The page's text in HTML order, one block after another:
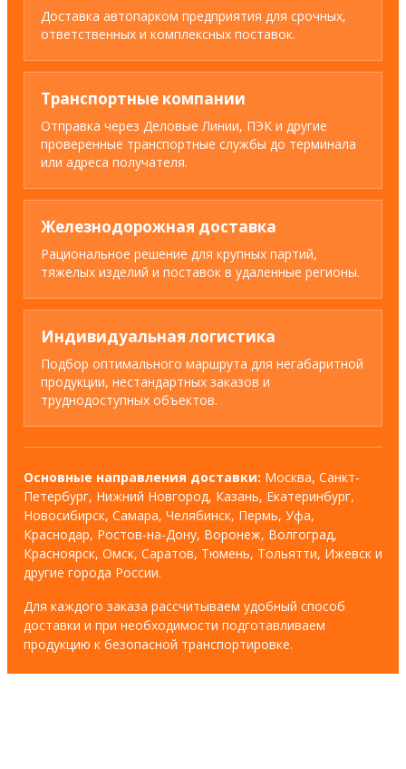
Доставка автопарком предприятия для срочных,
ответственных и комплексных поставок.
Транспортные компании
Отправка через Деловые Линии, ПЭК и другие
проверенные транспортные службы до терминала
или адреса получателя.
Железнодорожная доставка
Рациональное решение для крупных партий,
тяжелых изделий и поставок в удаленные регионы.
Индивидуальная логистика
Подбор оптимального маршрута для негабаритной
продукции, нестандартных заказов и
труднодоступных объектов.
Основные направления доставки: Москва, Санкт-
Петербург, Нижний Новгород, Казань, Екатеринбург,
Новосибирск, Самара, Челябинск, Пермь, Уфа,
Краснодар, Ростов-на-Дону, Воронеж, Волгоград,
Красноярск, Омск, Саратов, Тюмень, Тольятти, Ижевск и
другие города России.
Для каждого заказа рассчитываем удобный способ
доставки и при необходимости подготавливаем
продукцию к безопасной транспортировке.